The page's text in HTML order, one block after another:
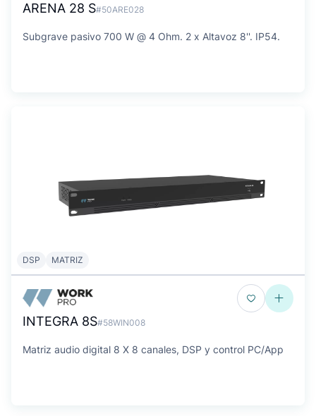
ARENA 28 S#50ARE028
Subgrave pasivo 700 W @ 4 Ohm. 2 x Altavoz 8''. IP54.
DSP MATRIZ
INTEGRA 8S#58WIN008
Matriz audio digital 8 X 8 canales, DSP y control PC/App